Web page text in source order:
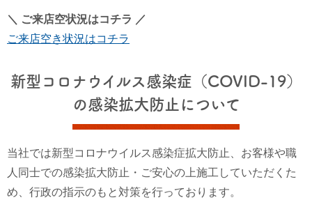
＼ ご来店空状況はコチラ ／
ご来店空き状況はコチラ
新型コロナウイルス感染症（COVID-19）
の感染拡大防止について
当社では新型コロナウイルス感染症拡大防止、お客様や職
人同士での感染拡大防止・ご安心の上施工していただくた
め、行政の指示のもと対策を行っております。